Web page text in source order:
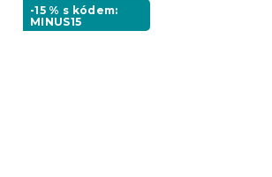
-15 % s kódem:
MINUS15